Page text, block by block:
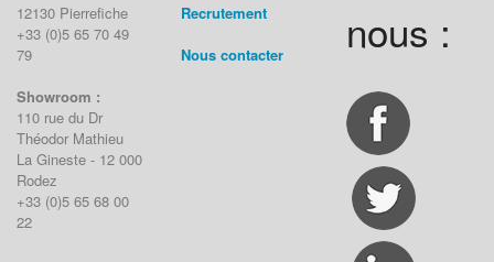
12130 Pierrefiche
+33 (0)5 65 70 49
79
Showroom :
110 rue du Dr
Théodor Mathieu
La Gineste - 12 000
Rodez
+33 (0)5 65 68 00
22
Recrutement
Nous contacter
nous :